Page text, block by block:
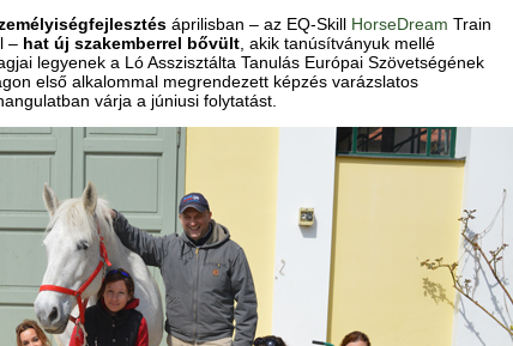
áprilisban – az EQ-Skill HorseDream Train
– hat új szakemberrel bővült, akik tanúsítványuk mellé
legyenek a Ló Asszisztálta Tanulás Európai Szövetségének
első alkalommal megrendezett képzés varázslatos
várja a júniusi folytatást.